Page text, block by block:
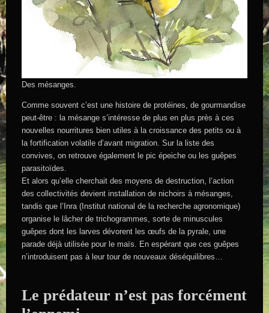
Des mésanges.
Comme souvent c’est une histoire de protéines, de gourmandise
peut-être : la mésange s’intéresse de plus en plus près à ces
nouvelles nourritures bien utiles à la croissance des petits ou à
la fortification volatile d’avant migration. Sur la liste des
convives, on retrouve également le pic épeiche ou les guêpes
parasitoïdes.
Et alors qu’elle cherchait des moyens de destruction, l’action
des collectivités devient installation de nichoirs à mésanges,
tandis que l’Inra (Institut national de la recherche agronomique)
organise le lâcher de trichogrammes, sorte de minuscules
guêpes dont les larves dévorent les œufs de la pyrale, une
parade déjà utilisée pour le maïs. En espérant que ces guêpes
n’introduisent pas à leur tour de nouveaux déséquilibres…
Le prédateur n’est pas forcément